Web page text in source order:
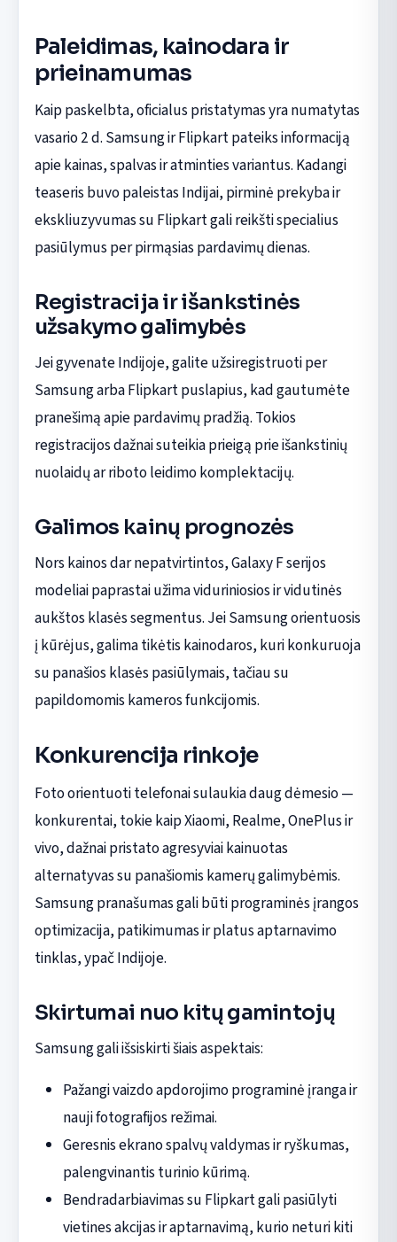
Paleidimas, kainodara ir
prieinamumas
Kaip paskelbta, oficialus pristatymas yra numatytas
vasario 2 d. Samsung ir Flipkart pateiks informaciją
apie kainas, spalvas ir atminties variantus. Kadangi
teaseris buvo paleistas Indijai, pirminė prekyba ir
ekskliuzyvumas su Flipkart gali reikšti specialius
pasiūlymus per pirmąsias pardavimų dienas.
Registracija ir išankstinės
užsakymo galimybės
Jei gyvenate Indijoje, galite užsiregistruoti per
Samsung arba Flipkart puslapius, kad gautumėte
pranešimą apie pardavimų pradžią. Tokios
registracijos dažnai suteikia prieigą prie išankstinių
nuolaidų ar riboto leidimo komplektacijų.
Galimos kainų prognozės
Nors kainos dar nepatvirtintos, Galaxy F serijos
modeliai paprastai užima viduriniosios ir vidutinės
aukštos klasės segmentus. Jei Samsung orientuosis
į kūrėjus, galima tikėtis kainodaros, kuri konkuruoja
su panašios klasės pasiūlymais, tačiau su
papildomomis kameros funkcijomis.
Konkurencija rinkoje
Foto orientuoti telefonai sulaukia daug dėmesio —
konkurentai, tokie kaip Xiaomi, Realme, OnePlus ir
vivo, dažnai pristato agresyviai kainuotas
alternatyvas su panašiomis kamerų galimybėmis.
Samsung pranašumas gali būti programinės įrangos
optimizacija, patikimumas ir platus aptarnavimo
tinklas, ypač Indijoje.
Skirtumai nuo kitų gamintojų
Samsung gali išsiskirti šiais aspektais:
Pažangi vaizdo apdorojimo programinė įranga ir
nauji fotografijos režimai.
Geresnis ekrano spalvų valdymas ir ryškumas,
palengvinantis turinio kūrimą.
Bendradarbiavimas su Flipkart gali pasiūlyti
vietines akcijas ir aptarnavimą, kurio neturi kiti